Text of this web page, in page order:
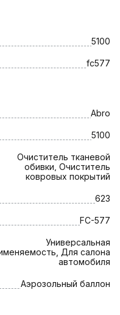
5100
fc577
Abro
5100
Очиститель тканевой
обивки, Очиститель
ковровых покрытий
623
FC-577
Универсальная
Для салона
автомобиля
Аэрозольный баллон